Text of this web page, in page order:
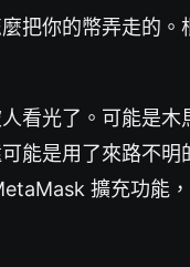
把你的幣弄走的。
看光了。可能是木
能是用了來路不
擴充功能